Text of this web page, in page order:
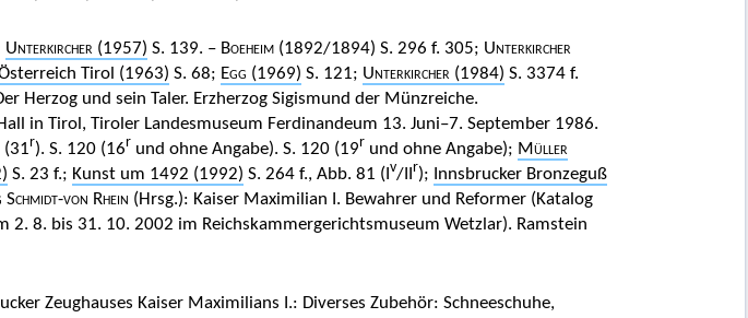
Unterkircher (1957) S. 139. – Boeheim(1892/1894) S. 296 f. 305; Unterkircher
Tirol (1963) S. 68; Egg (1969) S. 121; Unterkircher (1984) S. 3374 f.
Herzog und sein Taler. Erzherzog Sigismund der Münzreiche.
in Tirol, Tiroler Landesmuseum Ferdinandeum 13. Juni–7. September 1986.
(31r). S. 120 (16r und ohne Angabe). S. 120 (19r und ohne Angabe); Müller
S. 23 f.; Kunst um 1492 (1992) S. 264 f., Abb. 81 (I v/II r); Innsbrucker Bronzeguß
von Rhein (Hrsg.): Kaiser Maximilian I. Bewahrer und Reformer (Katalog
2. 8. bis 31. 10. 2002 im Reichskammergerichtsmuseum Wetzlar). Ramstein
Zeughauses Kaiser Maximilians I.: Diverses Zubehör: Schneeschuhe,